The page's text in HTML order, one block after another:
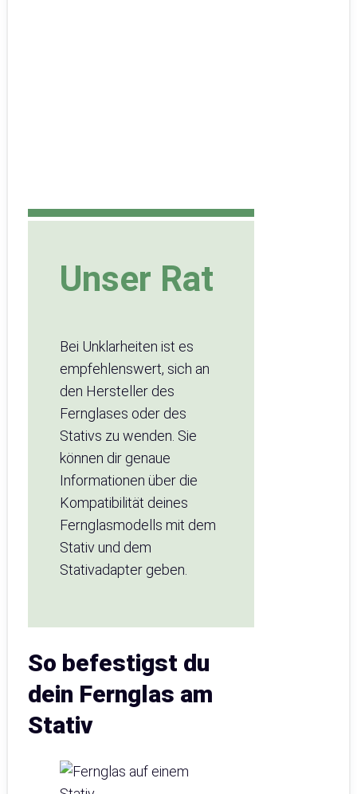
Unser Rat
Bei Unklarheiten ist es
empfehlenswert, sich an
den Hersteller des
Fernglases oder des
Stativs zu wenden. Sie
können dir genaue
Informationen über die
Kompatibilität deines
Fernglasmodells mit dem
Stativ und dem
Stativadapter geben.
So befestigst du
dein Fernglas am
Stativ